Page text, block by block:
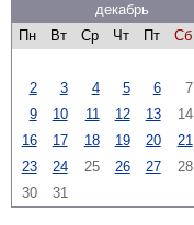
декабрь
Пн
Вт Ср Чт Пт Сб
2
3 4 5 6 7
9
10 11 12 13 14
16
17 18 19 20 21
23
24 25 26 27 28
30
31